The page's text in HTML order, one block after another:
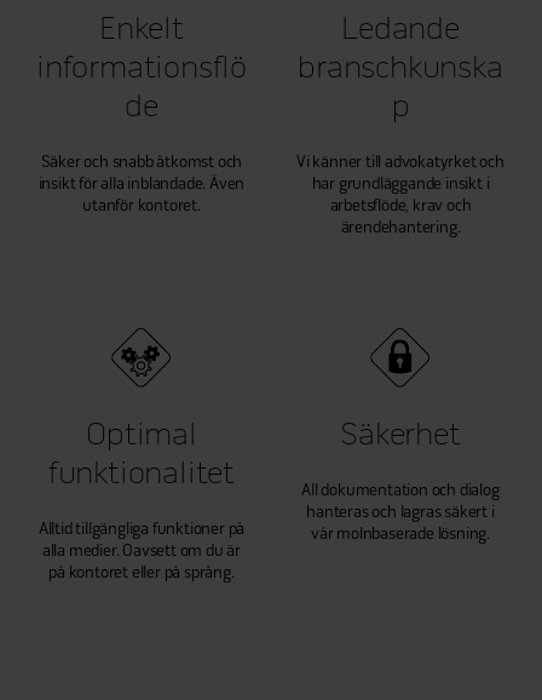
Enkelt
informationsflö
de
Säker och snabb åtkomst och
insikt för alla inblandade. Även
utanför kontoret.
Ledande
branschkunska
p
Vi känner till advokatyrket och
har grundläggande insikt i
arbetsflöde, krav och
ärendehantering.
Optimal
funktionalitet
Alltid tillgängliga funktioner på
alla medier. Oavsett om du är
på kontoret eller på språng.
Säkerhet
All dokumentation och dialog
hanteras och lagras säkert i
vår molnbaserade lösning.